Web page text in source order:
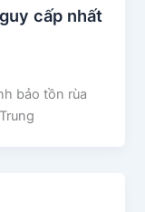
cấp nhất
bảo tồn rùa